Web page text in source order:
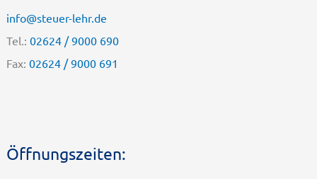
info@steuer-lehr.de
Tel.: 02624 / 9000 690
Fax: 02624 / 9000 691
Öffnungszeiten: